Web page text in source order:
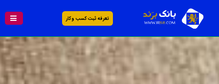
تعرفه ثبت کسب و کار